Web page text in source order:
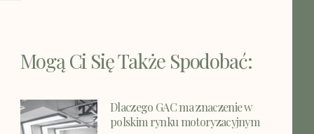
Mogą Ci Się Także Spodobać:
Dlaczego GAC ma znaczenie w
polskim rynku motoryzacyjnym